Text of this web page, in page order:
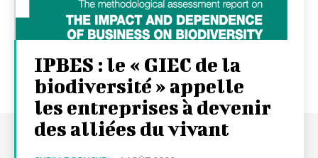
IPBES : le « GIEC de la
biodiversité » appelle
les entreprises à devenir
des alliées du vivant